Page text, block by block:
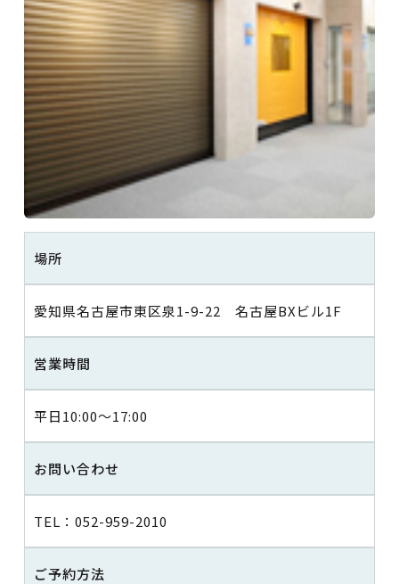
場所
愛知県名古屋市東区泉1-9-22 名古屋BXビル1F
営業時間
平日10:00～17:00
お問い合わせ
TEL：052-959-2010
ご予約方法